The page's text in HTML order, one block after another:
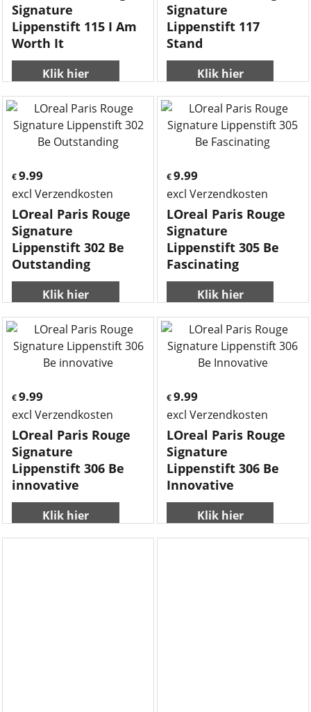
Signature
Lippenstift 115 I Am
Worth It
Klik hier
Signature
Lippenstift 117
Stand
Klik hier
€ 9.99
excl Verzendkosten
LOreal Paris Rouge
Signature
Lippenstift 302 Be
Outstanding
Klik hier
€9.99
excl Verzendkosten
LOreal Paris Rouge
Signature
Lippenstift 305 Be
Fascinating
Klik hier
€ 9.99
excl Verzendkosten
LOreal Paris Rouge
Signature
Lippenstift 306 Be
innovative
Klik hier
€9.99
excl Verzendkosten
LOreal Paris Rouge
Signature
Lippenstift 306 Be
Innovative
Klik hier